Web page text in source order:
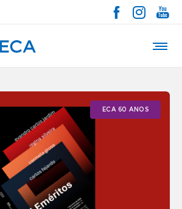
ECA 60 ANOS